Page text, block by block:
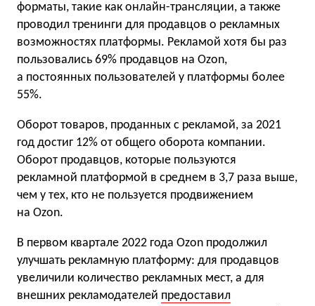
форматы, такие как онлайн-трансляции, а также
проводил тренинги для продавцов о рекламных
возможностях платформы. Рекламой хотя бы раз
пользовались 69% продавцов на Ozon,
а постоянных пользователей у платформы более
55%.
Оборот товаров, проданных с рекламой, за 2021
год достиг 12% от общего оборота компании.
Оборот продавцов, которые пользуются
рекламной платформой в среднем в 3,7 раза выше,
чем у тех, кто не пользуется продвижением
на Ozon.
В первом квартале 2022 года Ozon продолжил
улучшать рекламную платформу: для продавцов
увеличили количество рекламных мест, а для
внешних рекламодателей предоставил